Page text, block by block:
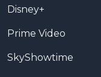
Disney+
Prime Video
SkyShowtime